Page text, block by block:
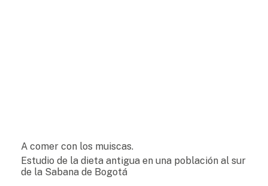
A comer con los muiscas.
Estudio de la dieta antigua en una población al sur
de la Sabana de Bogotá